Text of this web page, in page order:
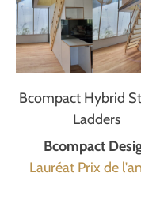
Bcompact Hybrid
Ladders
Bcompact
Lauréat Prix de